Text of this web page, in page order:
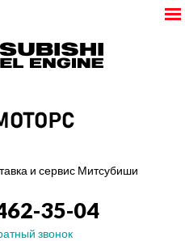
и сервис Митсубиши
35-04
звонок